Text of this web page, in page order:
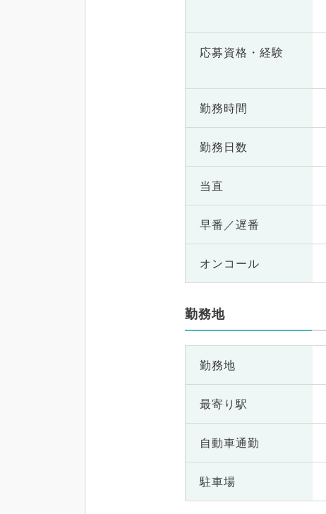
応募資格・ 経験
勤務時間
勤務日数
当直
早番／遅番
オンコール
勤務地
勤務地
最寄り駅
自動車通勤
駐車場